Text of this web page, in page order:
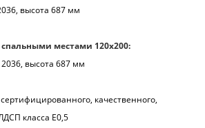
высота 687 мм
местами 120х200:
высота 687 мм
качественного,
класса Е0,5